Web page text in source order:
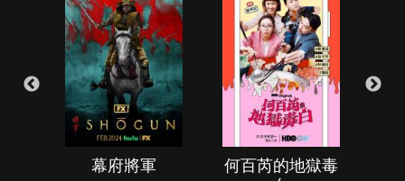
幕府將軍
何百芮的地獄毒